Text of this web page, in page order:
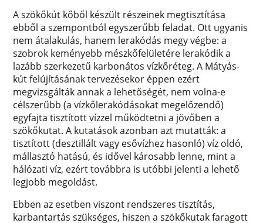
A szökőkút kőből készült részeinek megtisztítása
ebből a szempontból egyszerűbb feladat. Ott ugyanis
nem átalakulás, hanem lerakódás megy végbe: a
szobrok keményebb mészkőfelületére lerakódik a
lazább szerkezetű karbonátos vízkőréteg. A Mátyás-
kút felújításának tervezésekor éppen ezért
megvizsgálták annak a lehetőségét, nem volna-e
célszerűbb (a vízkőlerakódásokat megelőzendő)
egyfajta tisztított vízzel működtetni a jövőben a
szökőkutat. A kutatások azonban azt mutatták: a
tisztított (desztillált vagy esővízhez hasonló) víz oldó,
mállasztó hatású, és idővel károsabb lenne, mint a
hálózati víz, ezért továbbra is utóbbi jelenti a lehető
legjobb megoldást.
Ebben az esetben viszont rendszeres tisztítás,
karbantartás szükséges, hiszen a szökőkutak faragott